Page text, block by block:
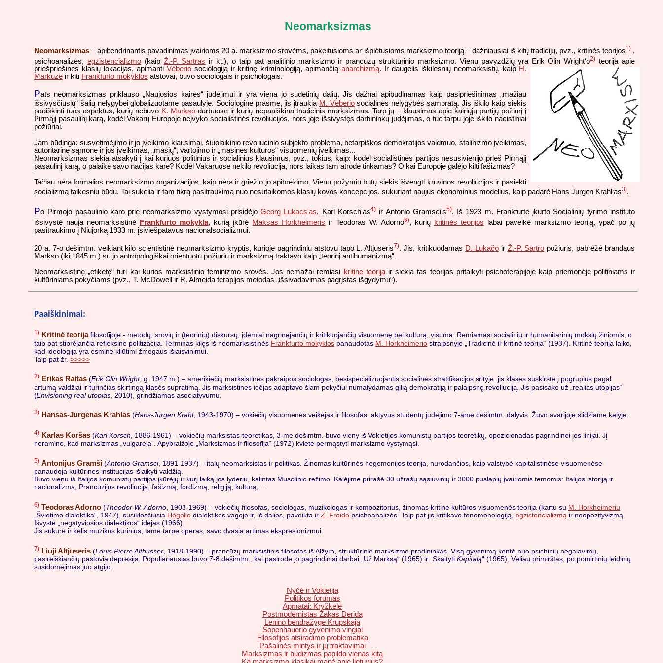
Neomarksizmas
Neomarksizmas – apibendrinantis pavadinimas įvairioms 20 a. marksizmo srovėms, pakeitusioms ar išplėtusioms marksizmo teoriją – dažniausiai iš kitų tradicijų, pvz., kritinės teorijos1),
psichoanalizės, egzistencializmo(kaip Ž.-P. Sartras ir kt.), o taip pat analitinio marksizmo ir prancūzų struktūrinio marksizmo. Vienu pavyzdžių yra Erik Olin Wright‘o2) teorija apie
priešpriešines klasių lokacijas, apimantiVėberio sociologiją ir kritinę kriminologiją, apimančią anarchizmą. Ir daugelis iškilesnių neomarksistų, kaip H.
Markuzė ir kiti Frankfurto mokyklos atstovai, buvo sociologais ir psichologais.
Pats neomarksizmas priklauso „Naujosios kairės“ judėjimui ir yra viena jo sudėtinių dalių. Jis dažnai apibūdinamas kaip pasipriešinimas „mažiau
išsivysčiusių“ šalių nelygybei globalizuotame pasaulyje. Sociologine prasme, jis įtraukia M. Vėberiosocialinės nelygybės sampratą. Jis iškilo kaip siekis
paaiškinti tuos aspektus, kurių nebuvo K. Markso darbuose ir kurių nepaaiškina tradicinis marksizmas. Tarp jų – klausimas apie kairiųjų partijų požiūrį į
Pirmąjį pasaulinį karą, kodėl Vakarų Europoje neįvyko socialistinės revoliucijos, nors joje išsivystęs darbininkų judėjimas, o tuo tarpu joje iškilo nacistiniai
požiūriai.
Jam būdinga: susvetimėjimo ir jo įveikimo klausimai, šiuolaikinio revoliucinio subjekto problema, betarpiškos demokratijos vaidmuo, stalinizmo įveikimas,
autoritarinė sąmonė ir jos įveikimas, „masių“, vartojimo ir „masinės kultūros“ visuomenių įveikimas...
Neomarksizmas siekia atsakyti į kai kuriuos politinius ir socialinius klausimus, pvz., tokius, kaip: kodėl socialistinės partijos nesusivienijo prieš Pirmąjį
pasaulinį karą, o palaikė savo nacijas kare? Kodėl Vakaruose nekilo revoliucija, nors laikas tam atrodė tinkamas? O kai Europoje galėjo kilti fašizmas?
Tačiau nėra formalios neomarksizmo organizacijos, kaip nėra ir griežto jo apibrėžimo. Vienu požymiu būtų siekis išvengti kruvinos revoliucijos ir pasiekti
socializmą taikesniu būdu. Tai sukelia ir tam tikrą pasitraukimą nuo nesutaikomos klasių kovos koncepcijos, sukuriant naujus ekonominius modelius, kaip padarė Hans Jurgen Krahl‘as3).
Po Pirmojo pasaulinio karo prie neomarksizmo vystymosi prisidėjoGeorg Lukacs'as, Karl Korsch'as4) ir Antonio Gramsci's5). Iš 1923 m. Frankfurte įkurto Socialinių tyrimo instituto
išsivystė nauja neomarksistinė
Frankfurto mokykla, kurią įkūrė Maksas Horkheimeris ir Teodoras W. Adorno6), kurių kritinės teorijos labai paveikė marksizmo teoriją, ypač po jų
pasitraukimo į Niujorką 1933 m. įsiviešpatavus nacionalsocializmui.
20 a. 7-o dešimtm. veikiant kilo scientistinė neomarksizmo kryptis, kurioje pagrindiniu atstovu tapo L. Altjuseris7). Jis, kritikuodamas D. Lukačoir Ž.-P. Sartro požiūris, pabrėžė brandaus
Markso (iki 1845 m.) su jo antropologiškai orientuotu požiūriu ir marksizmą traktavo kaip „teorinį antihumanizmą“.
Neomarksistinę „etiketę“ turi kai kurios marksistinio feminizmo srovės. Jos nemažai remiasi kritine teorijair siekia tas teorijas pritaikyti psichoterapijoje kaip priemonėje politiniams ir
kultūriniams pokyčiams (pvz., T. McDowell ir R. Almeida terapijos metodas „išsivadavimas pagrįstas išgydymu“).
Paaiškinimai:
1) Kritinė teorijafilosofijoje - metodų, srovių ir (teorinių) diskursų, įdėmiai nagrinėjančių ir kritikuojančių visuomenę bei kultūrą, visuma. Remiamasi socialinių ir humanitarinių mokslų žiniomis, o
taip pat stiprėjančia refleksine politizacija. Terminas kilęs iš neomarksistinės Frankfurto mokyklos panaudotas M. Horkheimerio straipsnyje „Tradicinė ir kritinė teorija“ (1937). Kritinė teorija laiko,
kad ideologija yra esmine kliūtimi žmogaus išlaisvinimui.
Taip pat žr. >>>>>
2) Erikas Raitas (Erik Olin Wright, g. 1947 m.) – amerikiečių marksistinės pakraipos sociologas, besispecializuojantis socialinės stratifikacijos srityje. jis klases suskirstė į pogrupius pagal
artumą valdžiai ir turinčias skirtingą klasės supratimą. Jis marksistines idėjas adaptavo šiam pokyčiui numatydamas gilią demokratiją ir palaipsnę revoliuciją. Jis pasisako už „realias utopijas“
(Envisioning real utopias , 2010), grindžiamas asociatyvumu.
3) Hansas-Jurgenas Krahlas (Hans-Jurgen Krahl, 1943-1970) – vokiečių visuomenės veikėjas ir filosofas, aktyvus studentų judėjimo 7-ame dešimtm. dalyvis. Žuvo avarijoje slidžiame kelyje.
4) Karlas Koršas (Karl Korsch , 1886-1961) – vokiečių marksistas-teoretikas, 3-me dešimtm. buvo vieny iš Vokietijos komunistų partijos teoretikų, opozicionadas pagrindinei jos linijai. Jį
neramino, kad marksizmas „vulgarėja“. Apybraižoje „Marksizmas ir filosofija“ (1972) kvietė permąstyti marksizmo vystymąsi.
5) Antonijus Gramši (Antonio Gramsci, 1891-1937) – italų neomarksistas ir politikas. Žinomas kultūrinės hegemonijos teorija, nurodančios, kaip valstybė kapitalistinėse visuomenėse
panaudoja kultūrines institucijas išlaikyti valdžią.
Buvo vienu iš Italijos komunistų partijos įkūrėjų ir kurį laiką jos lyderiu, kalintas Musolinio režimo. Kalėjime prirašė 30 užrašų sąsiuvinių ir 3000 puslapių įvairiomis temomis: Italijos istoriją ir
nacionalizmą, Prancūzijos revoliuciją, fašizmą, fordizmą, religiją, kultūrą, ...
6) Teodoras Adorno (Theodor W. Adorno , 1903-1969) – vokiečių filosofas, sociologas, muzikologas ir kompozitorius, žinomas kritine kultūros visuomenės teorija (kartu su M. Horkheimeriu
„Švietimo dialektika“, 1947), susiklosčiusia Hėgelio dialektikos vagoje ir, iš dalies, paveikta ir Z. Froido psichoanalizės. Taip pat jis kritikavo fenomenologiją, egzistencializmą ir neopozityvizmą.
Išvystė „negatyviosios dialektikos“ idėjas (1966).
Jis sukūrė ir kelis muzikos kūrinius, tame tarpe operas, savo dvasia artimas ekspresionizmui.
7) Liuji Altjuseris (Louis Pierre Althusser , 1918-1990) – prancūzų marksistinis filosofas iš Alžyro, struktūrinio marksizmo pradininkas. Visą gyvenimą kentė nuo psichinių negalavimų,
pasireiškiančių pastovia depresija. Populiariausias buvo 7-8 dešimtm., kai pasirodė jo pagrindiniai darbai „Už Marksą“ (1965) ir „Skaityti Kapitalą“ (1965). Vėliau primirštas, po pomirtinių leidinių
susidomėjimas juo atgijo.
Nyčė ir Vokietija
Politikos forumas
Apmatai: Kryžkelė
Postmodernistas Žakas Derida
Lenino bendražygė Krupskaja
Šopenhauerio gyvenimo vingiai
Filosofijos atsiradimo problematika
Pašalinės mintys ir jų traktavimai
Marksizmas ir budizmas papildo vienas kitą